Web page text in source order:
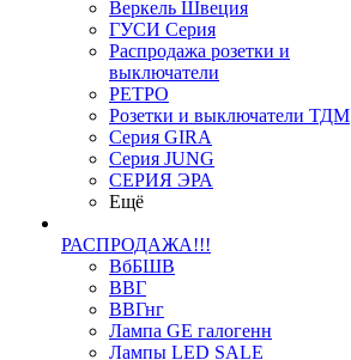
Веркель Швеция
ГУСИ Серия
Распродажа розетки и
выключатели
РЕТРО
Розетки и выключатели ТДМ
Серия GIRA
Серия JUNG
СЕРИЯ ЭРА
Ещё
РАСПРОДАЖА!!!
ВбБШВ
ВВГ
ВВГнг
Лампа GE галогенн
Лампы LED SALE